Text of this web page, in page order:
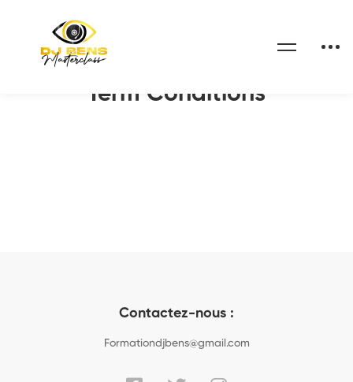
Term Conditions
Term Conditions
Contactez-nous :
Formationdjbens@gmail.com